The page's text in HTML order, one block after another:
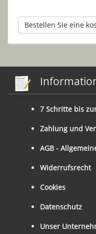
Bestellen Sie eine
7 Schritte bis
Zahlung und
AGB -
Widerrufsrecht
Cookies
Datenschutz
Unser